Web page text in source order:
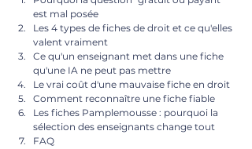
est mal posée
Les 4 types de fiches de droit et ce qu'elles
valent vraiment
Ce qu'un enseignant met dans une fiche
qu'une IA ne peut pas mettre
Le vrai coût d'une mauvaise fiche en droit
Comment reconnaître une fiche fiable
Les fiches Pamplemousse : pourquoi la
sélection des enseignants change tout
FAQ